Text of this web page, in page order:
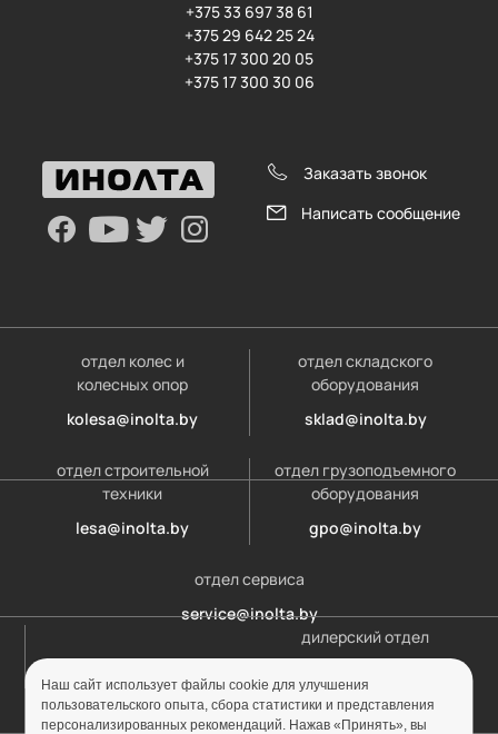
+375 33 697 38 61
+375 29 642 25 24
+375 17 300 20 05
+375 17 300 30 06
Заказать звонок
Написать сообщение
отдел колес и
колесных опор
kolesa@inolta.by
отдел складского
оборудования
sklad@inolta.by
отдел строительной
техники
lesa@inolta.by
отдел грузоподъемного
оборудования
gpo@inolta.by
отдел сервиса
service@inolta.by
дилерский отдел
Наш сайт использует файлы cookie для улучшения
пользовательского опыта, сбора статистики и представления
персонализированных рекомендаций. Нажав «Принять», вы